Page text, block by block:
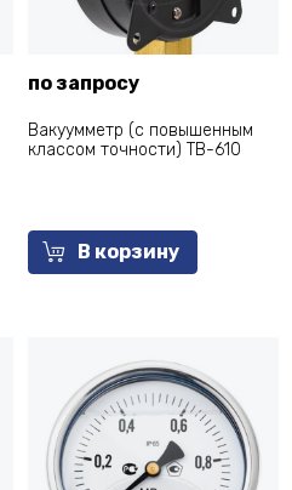
по запросу
Вакуумметр (с повышенным
классом точности) ТВ-610
В корзину